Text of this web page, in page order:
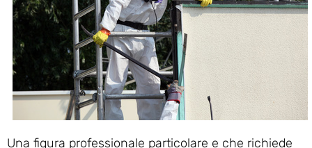
Una figura professionale particolare e che richiede